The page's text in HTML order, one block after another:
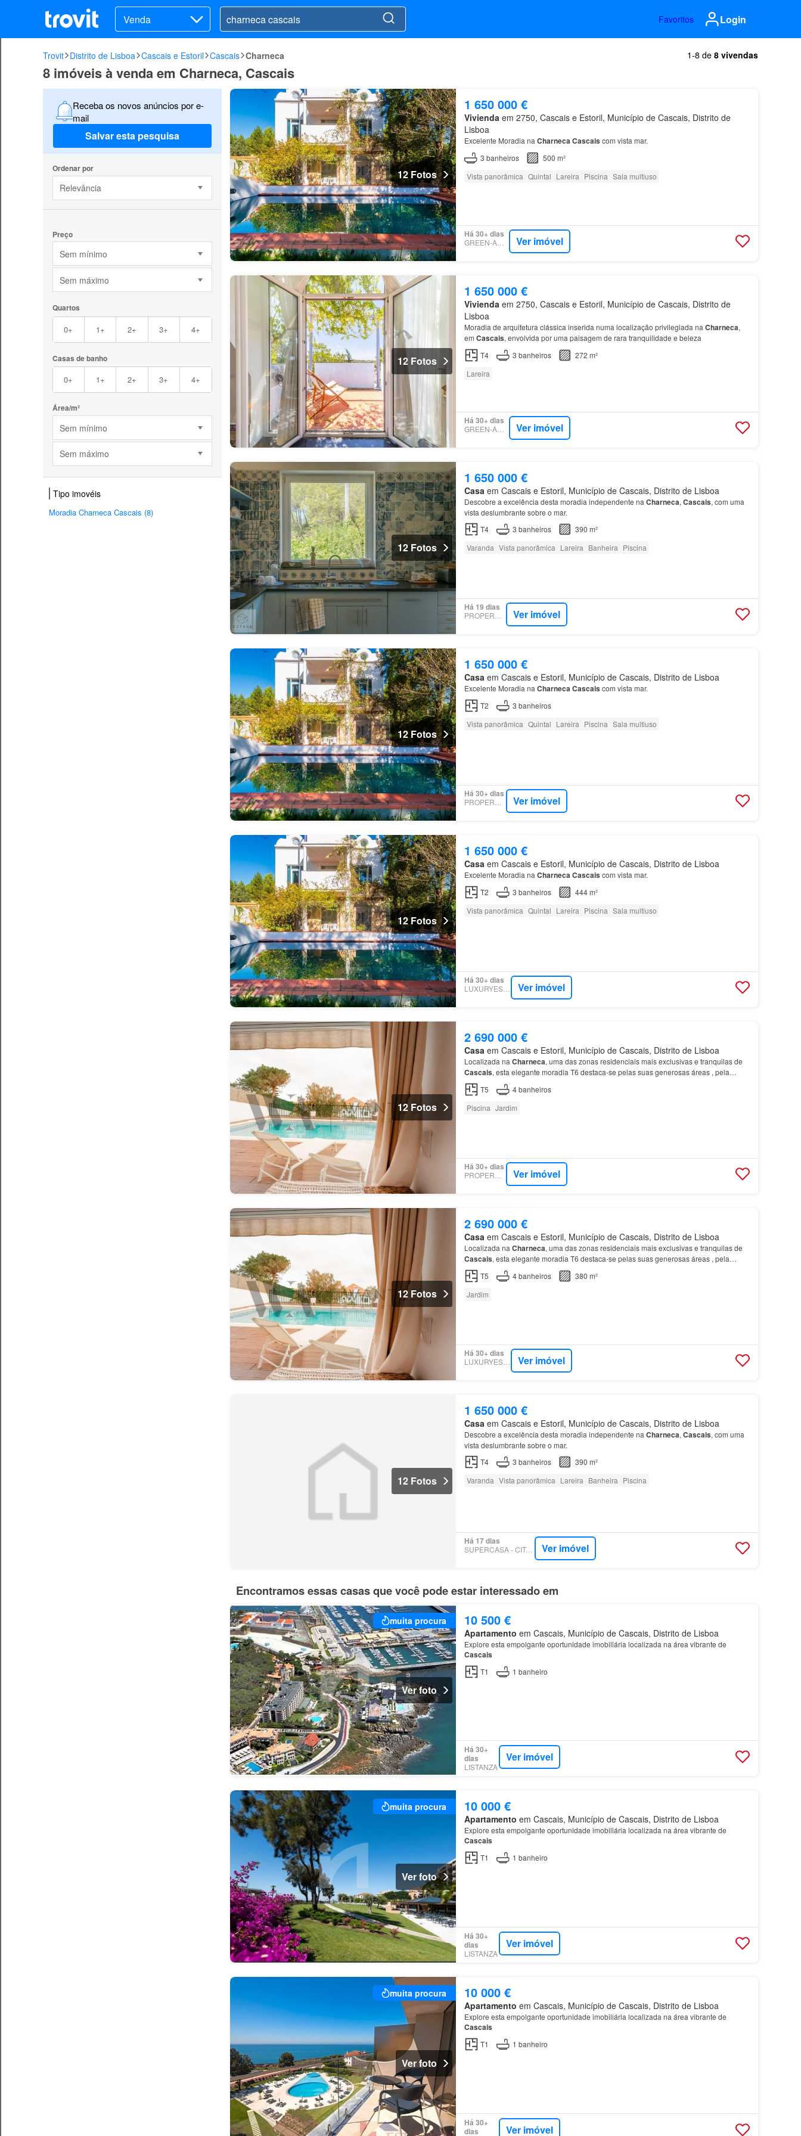
Venda Favoritos Login
Trovit Distrito de Lisboa Cascais e Estoril Cascais Charneca 1-8 de 8 vivendas
8 imóveis à venda em Charneca, Cascais
Receba os novos anúncios por e-
mail
Salvar esta pesquisa
Ordenar por
Relevância
Preço
Sem mínimo
Sem máximo
Quartos
0+ 1+ 2+ 3+ 4+
Casas de banho
0+ 1+ 2+ 3+ 4+
Área/m²
Sem mínimo
Sem máximo
Tipo imovéis
Moradia Charneca Cascais (8)
12 Fotos
1 650 000 €
Viviendaem 2750, Cascais e Estoril, Município de Cascais, Distrito de
Lisboa
Excelente Moradia na CharnecaCascais com vista mar.
3 banheiros
500 m²
Vista panorâmica Quintal Lareira Piscina Sala multiuso
Há 30+ dias
GREEN-ACRES Ver imóvel
12 Fotos
1 650 000 €
Vivienda em 2750, Cascais e Estoril, Município de Cascais, Distrito de
Lisboa
Moradia de arquitetura clássica inserida numa localização privilegiada na Charneca,
em Cascais, envolvida por uma paisagem de rara tranquilidade e beleza
T4
3 banheiros
272 m²
Lareira
Há 30+ dias
GREEN-ACRES Ver imóvel
12 Fotos
1 650 000 €
Casa em Cascais e Estoril, Município de Cascais, Distrito de Lisboa
Descobre a excelência desta moradia independente na Charneca, Cascais, com uma
vista deslumbrante sobre o mar.
T4
3 banheiros
390 m²
Varanda Vista panorâmica Lareira Banheira Piscina
Há 19 dias
PROPERSTAR Ver imóvel
12 Fotos
1 650 000 €
Casa em Cascais e Estoril, Município de Cascais, Distrito de Lisboa
Excelente Moradia na CharnecaCascais com vista mar.
T2
3 banheiros
Vista panorâmica Quintal Lareira Piscina Sala multiuso
Há 30+ dias
PROPERSTAR Ver imóvel
12 Fotos
1 650 000 €
Casa em Cascais e Estoril, Município de Cascais, Distrito de Lisboa
Excelente Moradia na CharnecaCascais com vista mar.
T2
3 banheiros
444 m²
Vista panorâmica Quintal Lareira Piscina Sala multiuso
Há 30+ dias
LUXURYESTATE Ver imóvel
12 Fotos
2 690 000 €
Casa em Cascais e Estoril, Município de Cascais, Distrito de Lisboa
Localizada na Charneca, uma das zonas residenciais mais exclusivas e tranquilas de
Cascais, esta elegante moradia T6 destaca-se pelas suas generosas áreas , pela
excelente luminosidade natural, pela privacidade que oferece e…
T5 4banheiros
Piscina Jardim
Há 30+ dias
PROPERSTAR Ver imóvel
12 Fotos
2 690 000 €
Casa em Cascais e Estoril, Município de Cascais, Distrito de Lisboa
Localizada na Charneca, uma das zonas residenciais mais exclusivas e tranquilas de
Cascais, esta elegante moradia T6 destaca-se pelas suas generosas áreas , pela
excelente luminosidade natural, pela privacidade que oferece e…
T5 4banheiros
380 m²
Jardim
Há 30+ dias
LUXURYESTATE Ver imóvel
12 Fotos
1 650 000 €
Casa em Cascais e Estoril, Município de Cascais, Distrito de Lisboa
Descobre a excelência desta moradia independente na Charneca, Cascais, com uma
vista deslumbrante sobre o mar.
T4
3 banheiros
390 m²
Varanda Vista panorâmica Lareira Banheira Piscina
Há 17 dias
SUPERCASA - CITAGE, LDA Ver imóvel
Encontramos essas casas que você pode estar interessado em
muita procura
Ver foto
10 500 €
Apartamento em Cascais, Município de Cascais, Distrito de Lisboa
Explore esta empolgante oportunidade imobiliária localizada na área vibrante de
Cascais
T1 1 banheiro
Há 30+
dias
LISTANZA
Ver imóvel
muita procura
Ver foto
10 000 €
Apartamento em Cascais, Município de Cascais, Distrito de Lisboa
Explore esta empolgante oportunidade imobiliária localizada na área vibrante de
Cascais
T1 1 banheiro
Há 30+
dias
LISTANZA
Ver imóvel
muita procura
Ver foto
10 000 €
Apartamento em Cascais, Município de Cascais, Distrito de Lisboa
Explore esta empolgante oportunidade imobiliária localizada na área vibrante de
Cascais
T1 1 banheiro
Há 30+
dias
Ver imóvel